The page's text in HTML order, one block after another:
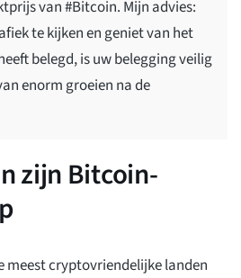
van #Bitcoin. Mijn advies:
te kijken en geniet van het
belegd, is uw belegging veilig
enorm groeien na de
zijn Bitcoin-
meest cryptovriendelijke landen